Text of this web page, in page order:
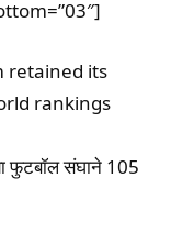
retained its
rankings
फुटबॉल संघाने 105